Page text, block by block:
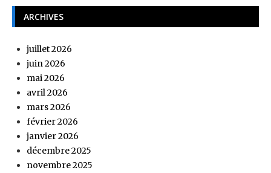
ARCHIVES
juillet 2026
juin 2026
mai 2026
avril 2026
mars 2026
février 2026
janvier 2026
décembre 2025
novembre 2025